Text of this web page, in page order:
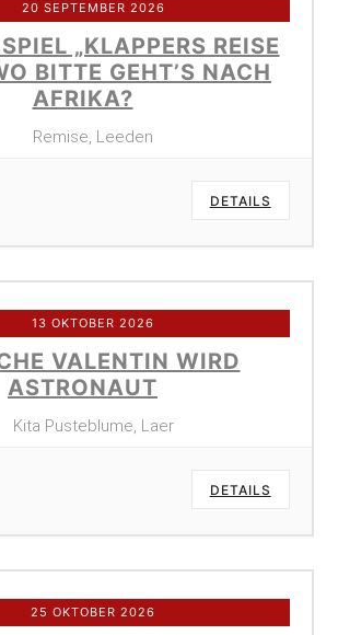
20 SEPTEMBER 2026
„KLAPPERS REISE
BITTE GEHT’S NACH
AFRIKA?
Remise, Leeden
DETAILS
13 OKTOBER 2026
VALENTIN WIRD
ASTRONAUT
Kita Pusteblume, Laer
DETAILS
25 OKTOBER 2026